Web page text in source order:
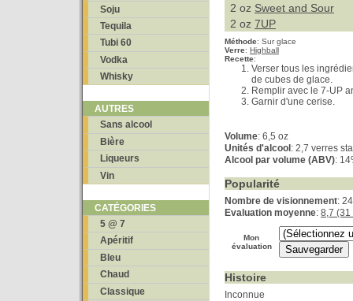
Soju
Tequila
Tubi 60
Vodka
Whisky
AUTRES
Sans alcool
Bière
Liqueurs
Vin
CATÉGORIES
5 @ 7
Apéritif
Bleu
Chaud
Classique
2 oz Sweet and Sour
2 oz 7UP
Méthode: Sur glace
Verre: Highball
Recette:
Verser tous les
de cubes de glace.
Remplir avec le 7-UP
Garnir d'une cerise.
Volume: 6,5 oz
Unités d'alcool : 2,7 verres
Alcool par volume (ABV):
Popularité
Nombre de visionnement:
Evaluation moyenne: 8,7
Mon
évaluation
Histoire
Inconnue